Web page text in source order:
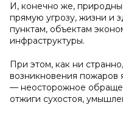
И, конечно же,
прямую угрозу, жизни и
пунктам, объектам
инфраструктуры.
При этом, как ни
возникновения пожаров
— неосторожное
отжиги сухостоя,